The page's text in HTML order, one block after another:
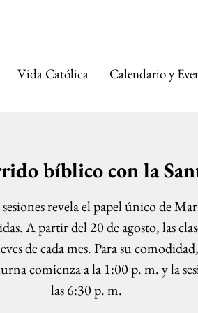
Vida Católica Calendario y
bíblico con la
revela el papel único de
A partir del 20 de agosto, las
de cada mes. Para su
comienza a la 1:00 p. m. y la
las 6:30 p. m.